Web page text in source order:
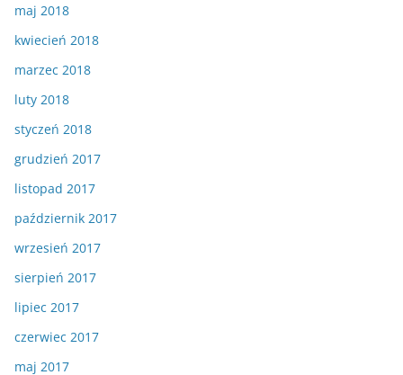
maj 2018
kwiecień 2018
marzec 2018
luty 2018
styczeń 2018
grudzień 2017
listopad 2017
październik 2017
wrzesień 2017
sierpień 2017
lipiec 2017
czerwiec 2017
maj 2017